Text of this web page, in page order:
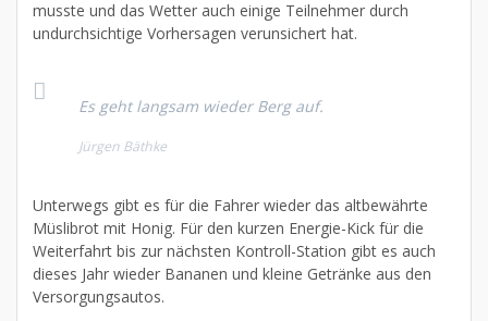
musste und das Wetter auch einige Teilnehmer durch
undurchsichtige Vorhersagen verunsichert hat.
Es geht langsam wieder Berg auf.
Jürgen Bäthke
Unterwegs gibt es für die Fahrer wieder das altbewährte
Müslibrot mit Honig. Für den kurzen Energie-Kick für die
Weiterfahrt bis zur nächsten Kontroll-Station gibt es auch
dieses Jahr wieder Bananen und kleine Getränke aus den
Versorgungsautos.